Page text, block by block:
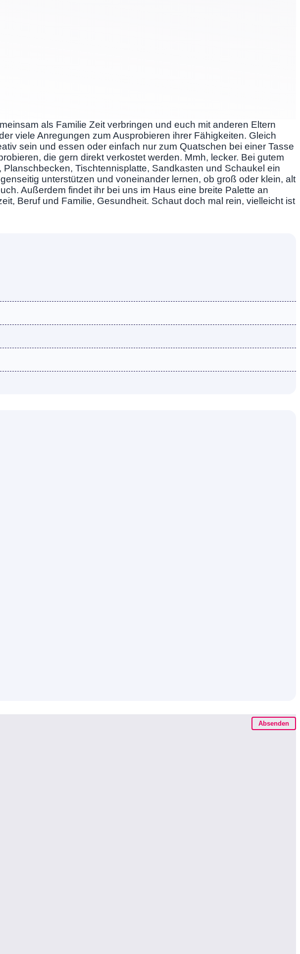
als Familie Zeit verbringen und euch mit anderen Eltern
viele Anregungen zum Ausprobieren ihrer Fähigkeiten. Gleich
sein und essen oder einfach nur zum Quatschen bei einer Tasse
die gern direkt verkostet werden. Mmh, lecker. Bei gutem
Tischtennisplatte, Sandkasten und Schaukel ein
unterstützen und voneinander lernen, ob groß oder klein, alt
Außerdem findet ihr bei uns im Haus eine breite Palette an
Beruf und Familie, Gesundheit. Schaut doch mal rein, vielleicht ist
Absenden